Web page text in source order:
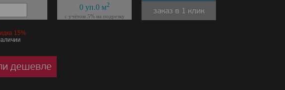
0уп.0м2
с учётом 5% на подрезку
заказ в 1 клик
15%
дешевле